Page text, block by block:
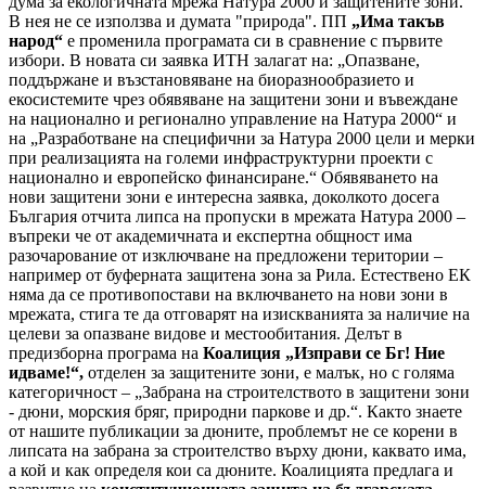
В нея не се използва и думата "природа". ПП „Има такъв
народ“ е променила програмата си в сравнение с първите
избори. В новата си заявка ИТН залагат на: „Опазване,
поддържане и възстановяване на биоразнообразието и
екосистемите чрез обявяване на защитени зони и въвеждане
на национално и регионално управление на Натура 2000“ и
на „Разработване на специфични за Натура 2000 цели и мерки
при реализацията на големи инфраструктурни проекти с
национално и европейско финансиране.“ Обявяването на
нови защитени зони е интересна заявка, доколкото досега
България отчита липса на пропуски в мрежата Натура 2000 –
въпреки че от академичната и експертна общност има
разочарование от изключване на предложени територии –
например от буферната защитена зона за Рила. Естествено ЕК
няма да се противопостави на включването на нови зони в
мрежата, стига те да отговарят на изискванията за наличие на
целеви за опазване видове и местообитания. Делът в
предизборна програма на Коалиция „Изправи се Бг! Ние
идваме!“, отделен за защитените зони, е малък, но с голяма
категоричност – „Забрана на строителството в защитени зони
- дюни, морския бряг, природни паркове и др.“. Както знаете
от нашите публикации за дюните, проблемът не се корени в
липсата на забрана за строителство върху дюни, каквато има,
а кой и как определя кои са дюните. Коалицията предлага и